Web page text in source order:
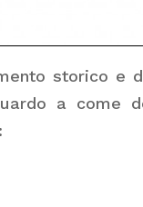
storico e
a come